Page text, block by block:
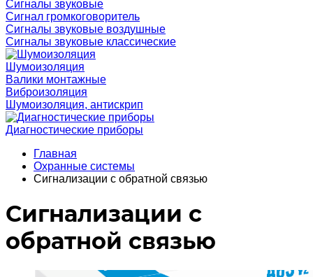
Сигналы звуковые
Сигнал громкоговоритель
Сигналы звуковые воздушные
Сигналы звуковые классические
Шумоизоляция
Валики монтажные
Виброизоляция
Шумоизоляция, антискрип
Диагностические приборы
Главная
Охранные системы
Сигнализации с обратной связью
Сигнализации с
обратной связью